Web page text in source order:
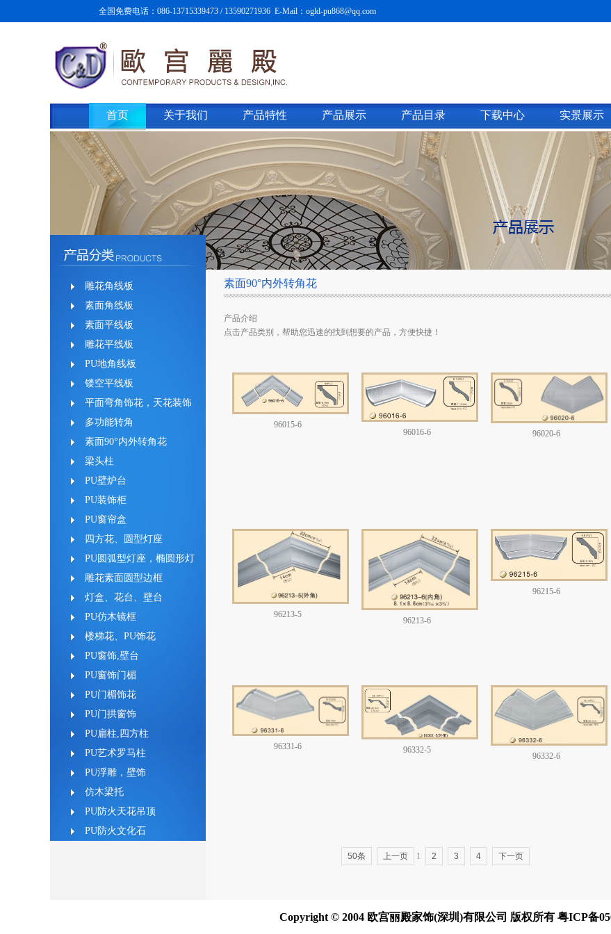
全国免费电话：086-13715339473 / 13590271936 E-Mail：ogld-pu868@qq.com
首页 关于我们 产品特性 产品展示 产品目录 下载中心 实景展示
雕花角线板
素面角线板
素面平线板
雕花平线板
PU地角线板
镂空平线板
平面弯角饰花，天花装饰
多功能转角
素面90°内外转角花
梁头柱
PU壁炉台
PU装饰柜
PU窗帘盒
四方花、圆型灯座
PU圆弧型灯座，椭圆形灯
座
雕花素面圆型边框
灯盒、花台、壁台
PU仿木镜框
楼梯花、PU饰花
PU窗饰,壁台
PU窗饰门楣
PU门楣饰花
PU门拱窗饰
PU扁柱,四方柱
PU艺术罗马柱
PU浮雕，壁饰
仿木梁托
PU防火天花吊顶
PU防火文化石
素面90°内外转角花
产品介绍
点击产品类别，帮助您迅速的找到想要的产品，方便快捷！
96015-6
96016-6
96020-6
96213-5
96213-6
96215-6
96331-6 96332-5
96332-6
50条 上一页 1 2 3 4 下一页
Copyright © 2004 欧宫丽殿家饰(深圳)有限公司 版权所有 粤ICP备